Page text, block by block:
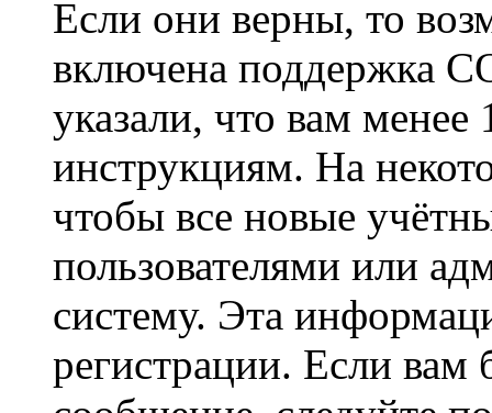
Если они верны, то
включена поддержка
указали, что вам
инструкциям. На
чтобы все новые
пользователями или
систему. Эта
регистрации. Если